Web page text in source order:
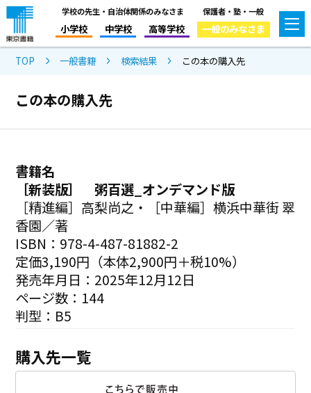
学校の先生・自治体関係のみなさま
小学校 中学校 高等学校
保護者・塾・一般
一般のみなさま
TOP 一般書籍 検索結果 この本の購入先
この本の購入先
書籍名
［新装版］ 粥百選_オンデマンド版
［精進編］高梨尚之・［中華編］横浜中華街 翠
香園／著
ISBN：978-4-487-81882-2
定価3,190円（本体2,900円＋税10%）
発売年月日：2025年12月12日
ページ数：144
判型：B5
購入先一覧